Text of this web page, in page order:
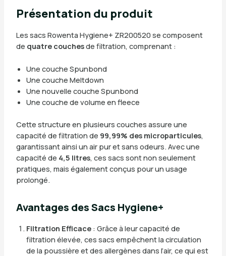
Présentation du produit
Les sacs Rowenta Hygiene+ ZR200520 se composent
de quatre couchesde filtration, comprenant :
Une couche Spunbond
Une couche Meltdown
Une nouvelle couche Spunbond
Une couche de volume en fleece
Cette structure en plusieurs couches assure une
capacité de filtration de 99,99% des microparticules,
garantissant ainsi un air pur et sans odeurs. Avec une
capacité de 4,5 litres, ces sacs sont non seulement
pratiques, mais également conçus pour un usage
prolongé.
Avantages des Sacs Hygiene+
Filtration Efficace: Grâce à leur capacité de
filtration élevée, ces sacs empêchent la circulation
de la poussière et des allergènes dans l’air, ce qui est